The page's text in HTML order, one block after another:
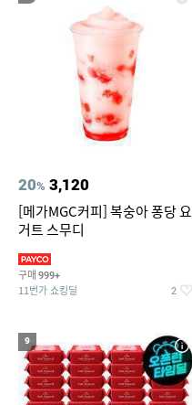
20% 3,120
[메가MGC커피] 복숭아 퐁당 요
거트 스무디
구매 999+
11번가 쇼킹딜 2
9